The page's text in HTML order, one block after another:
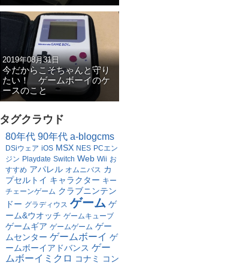
2019年08月31日
今だからこそちゃんと守り
たい！ ゲームボーイのケ
ースのこと
タグクラウド
80年代 90年代 a-blogcms
DSiウェア iOS MSX NES PCエン
ジン Playdate Switch Web Wii お
すすめ アパレル オムニバス カ
プセルトイ キャラクター キー
チェーンゲーム クラブニンテン
ドー グラディウス ゲーム ゲ
ーム&ウオッチ ゲームキューブ
ゲームギア ゲームゲーム ゲー
ムセンター ゲームボーイ ゲ
ームボーイアドバンス ゲー
ムボーイミクロ コナミ
コン